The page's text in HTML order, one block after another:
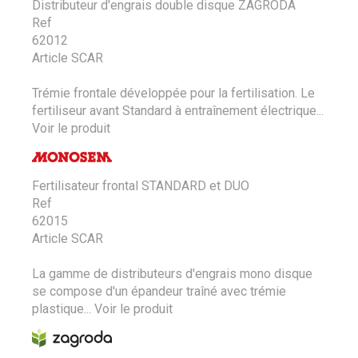
Distributeur d'engrais double disque ZAGRODA
Ref
62012
Article SCAR
Trémie frontale développée pour la fertilisation. Le
fertiliseur avant Standard à entraînement électrique...
Voir le produit
Fertilisateur frontal STANDARD et DUO
Ref
62015
Article SCAR
La gamme de distributeurs d'engrais mono disque
se compose d'un épandeur traîné avec trémie
plastique...
Voir le produit